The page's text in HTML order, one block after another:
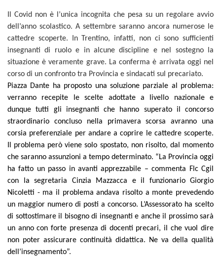
Il Covid non è l’unica incognita che pesa su un regolare avvio
dell’anno scolastico. A settembre saranno ancora numerose le
cattedre scoperte. In Trentino, infatti, non ci sono sufficienti
insegnanti di ruolo e in alcune discipline e nel sostegno la
situazione è veramente grave. La conferma è arrivata oggi nel
corso di un confronto tra Provincia e sindacati sul precariato.
Piazza Dante ha proposto una soluzione parziale al problema:
verranno recepite le scelte adottate a livello nazionale e
dunque tutti gli insegnanti che hanno superato il concorso
straordinario concluso nella primavera scorsa avranno una
corsia preferenziale per andare a coprire le cattedre scoperte.
Il problema però viene solo spostato, non risolto, dal momento
che saranno assunzioni a tempo determinato. “La Provincia oggi
ha fatto un passo in avanti apprezzabile – commenta Flc Cgil
con la segretaria Cinzia Mazzacca e il funzionario Giorgio
Nicoletti - ma il problema andava risolto a monte prevedendo
un maggior numero di posti a concorso. L’Assessorato ha scelto
di sottostimare il bisogno di insegnanti e anche il prossimo sarà
un anno con forte presenza di docenti precari, il che vuol dire
non poter assicurare continuità didattica. Ne va della qualità
dell’insegnamento”.